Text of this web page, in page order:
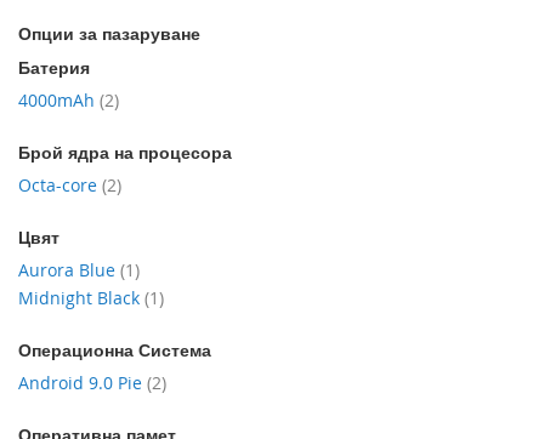
Опции за пазаруване
Батерия
4000mAh 2артикул
Брой ядра на процесора
Octa-core 2артикул
Цвят
Aurora Blue 1артикул
Midnight Black 1артикул
Операционна Система
Android 9.0 Pie 2артикул